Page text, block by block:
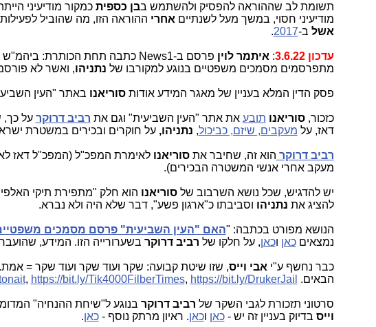
תשומת לב שההוראה להפסיק ולהשתמש בבן כספית כמקור מודיעיני
מודיעיני חסוי, במשך מעל לשנתיים אחרי ההוראה הזו, מה שהוביל
אשל ב-2017
.
עדכון 3.6.22 : איתמר לוין פרסם ב-News1 כתבה תחת הכותרת: ביהמ"ש
מתפרסמים מסמכים משפטיים בנוגע למקורבו של נתניהו, ואשר לא
פסק הדין המלא בעניין של מאגר המידע אודותסוריאנו באתר "העין
כזכור,סוריאנו תובע את אתר "העין השביעית" וגם את רביב דרוקר על כך,
דאז, על מעקבים, שיזם, כביכול, נתניהו, על חוקרים ובכירים במשטרת
רביב דרוקר הוא זה, שחיבר אתסוריאנו לאימרת המפכ"ל (המפכ"ל דאז לא
מעקב אחרי אנשי המשטרה הבכירים).
יש להדגיש, שכל נושא השרבוב שלסוריאנו הוא חלק "מתפירת תיקי
להציג את נתניהו וסביבתו כ"ארגון פשע", דבר שלא היה ולא נברא.
הנושא מפורט בכתבה: "האם "העין השביעית" פרסם מסמכים משפטיים
נמצאיםכאן וכאן, על חלקו של רביב דרוקר בשערורייה הזו. המידע,
כבר נחשף ע"י אבי וייס, שזו שיטת קבועה: שקר ועוד שקר ועוד שקר =
הבאים.
, https://bit.ly/Tik4000FilberTimes, https://bit.ly/DrukerJail
סרטוני תזכורת לגבי השקר של רביב דרוקר בנוגע ל"שיחת ההנחיה"
וייס בדיוק בעניין זה יש -כאן וכאן. ראיון מרתק נוסף -כאן.